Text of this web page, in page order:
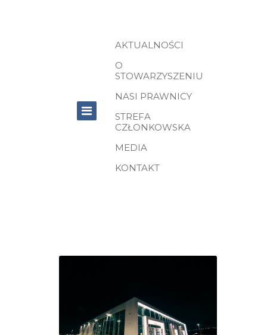
AKTUALNOŚCI
O
STOWARZYSZENIU
NASI PRAWNICY
STREFA
CZŁONKOWSKA
MEDIA
KONTAKT